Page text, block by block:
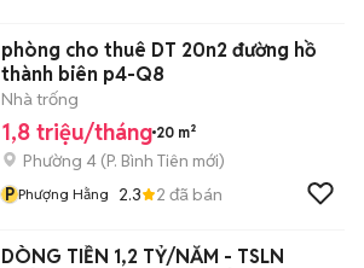
phòng cho thuê DT 20n2 đường hồ
thành biên p4-Q8
Nhà trống
1,8 triệu/tháng 20 m²
Phường 4 (P. Bình Tiên mới)
P Phượng Hằng 2.3 2 đã bán
DÒNG TIỀN 1,2 TỶ/NĂM - TSLN